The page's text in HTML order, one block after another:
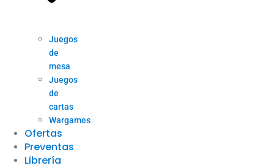
Juegos
de
mesa
Juegos
de
cartas
Wargames
Ofertas
Preventas
Librería